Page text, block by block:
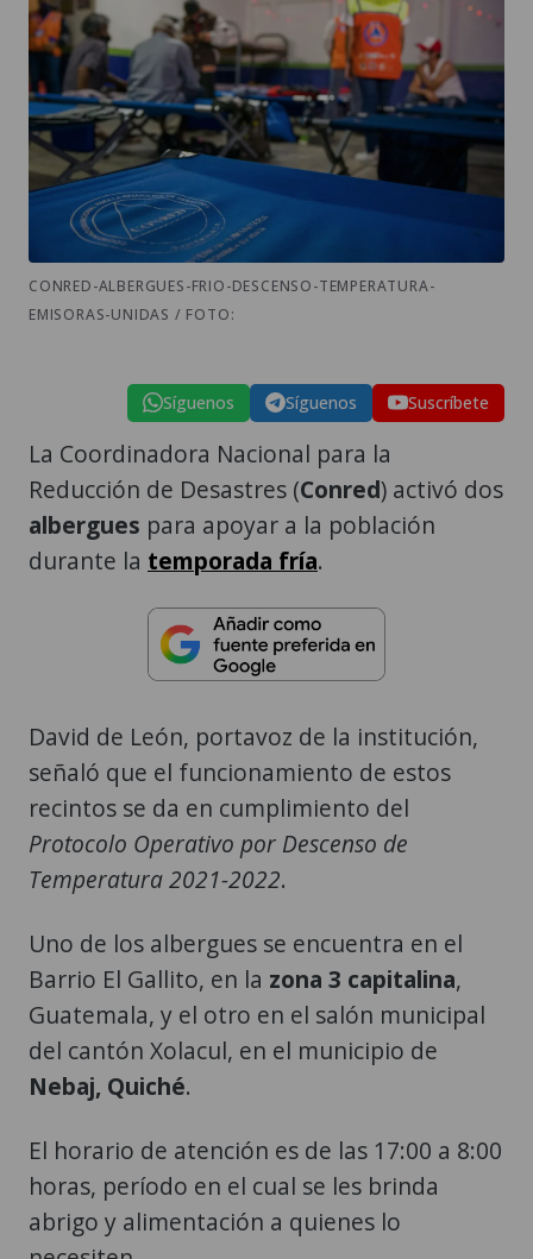
CONRED-ALBERGUES-FRIO-DESCENSO-TEMPERATURA-
EMISORAS-UNIDAS / FOTO:
Síguenos Síguenos Suscríbete
La Coordinadora Nacional para la
Reducción de Desastres (Conred) activó dos
albergues para apoyar a la población
durante la temporada fría.
David de León, portavoz de la institución,
señaló que el funcionamiento de estos
recintos se da en cumplimiento del
Protocolo Operativo por Descenso de
Temperatura 2021-2022.
Uno de los albergues se encuentra en el
Barrio El Gallito, en la zona 3 capitalina,
Guatemala, y el otro en el salón municipal
del cantón Xolacul, en el municipio de
Nebaj, Quiché.
El horario de atención es de las 17:00 a 8:00
horas, período en el cual se les brinda
abrigo y alimentación a quienes lo